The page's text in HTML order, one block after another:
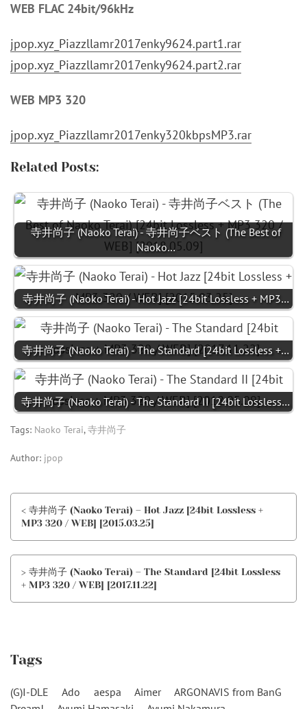
WEB FLAC 24bit/96kHz
jpop.xyz_Piazzllamr2017enky9624.part1.rar
jpop.xyz_Piazzllamr2017enky9624.part2.rar
WEB MP3 320
jpop.xyz_Piazzllamr2017enky320kbpsMP3.rar
Related Posts:
寺井尚子 (Naoko Terai) - 寺井尚子ベスト (The Best of
Naoko…
寺井尚子 (Naoko Terai) - Hot Jazz [24bit Lossless + MP3…
寺井尚子 (Naoko Terai) - The Standard [24bit Lossless +…
寺井尚子 (Naoko Terai) - The Standard II [24bit Lossless…
Tags: Naoko Terai,寺井尚子
Author: jpop
< 寺井尚子 (Naoko Terai) – Hot Jazz [24bit Lossless +
MP3 320 / WEB] [2015.03.25]
> 寺井尚子 (Naoko Terai) – The Standard [24bit Lossless
+ MP3 320 / WEB] [2017.11.22]
Tags
(G)I-DLE Ado aespa Aimer
ARGONAVIS from BanG